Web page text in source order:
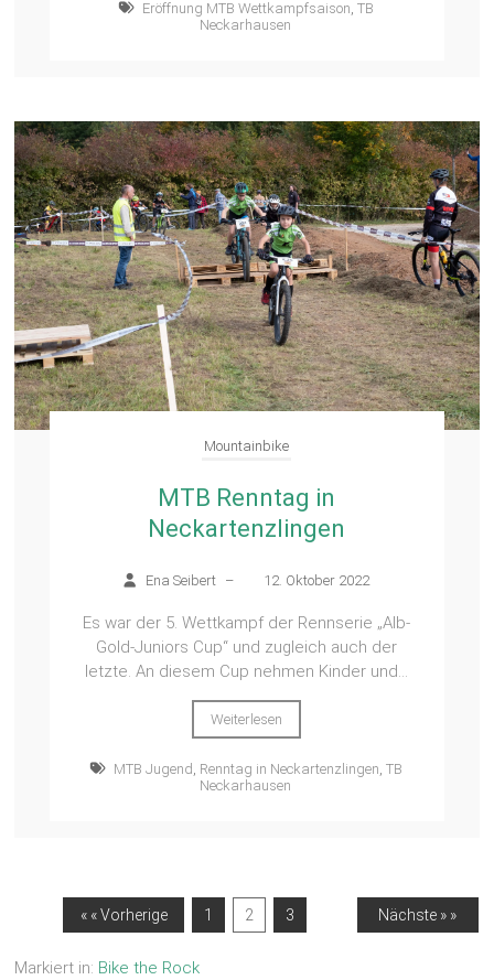
Eröffnung MTB Wettkampfsaison TB
Neckarhausen
Mountainbike
MTB Renntag in
Neckartenzlingen
Ena Seibert – 12. Oktober 2022
Es war der 5. Wettkampf der Rennserie „Alb-
Gold-Juniors Cup“ und zugleich auch der
letzte. An diesem Cup nehmen Kinder und...
Weiterlesen
MTB Jugend , Renntag in Neckartenzlingen, TB
Neckarhausen
« « Vorherige 1 2 3 Nächste » »
Markiert in: Bike the Rock